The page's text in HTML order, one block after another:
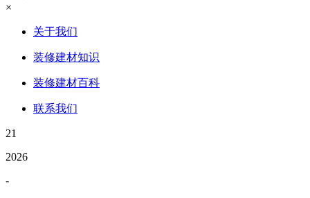
×
关于我们
装修建材知识
装修建材百科
联系我们
21
2026
-